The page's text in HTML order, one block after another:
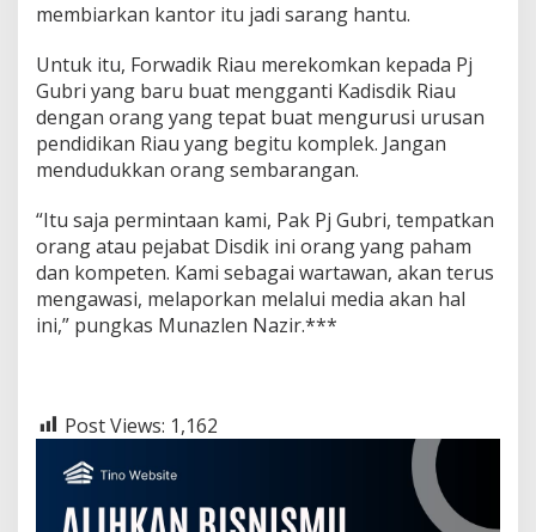
membiarkan kantor itu jadi sarang hantu.
Untuk itu, Forwadik Riau merekomkan kepada Pj
Gubri yang baru buat mengganti Kadisdik Riau
dengan orang yang tepat buat mengurusi urusan
pendidikan Riau yang begitu komplek. Jangan
mendudukkan orang sembarangan.
“Itu saja permintaan kami, Pak Pj Gubri, tempatkan
orang atau pejabat Disdik ini orang yang paham
dan kompeten. Kami sebagai wartawan, akan terus
mengawasi, melaporkan melalui media akan hal
ini,” pungkas Munazlen Nazir.***
Post Views: 1,162